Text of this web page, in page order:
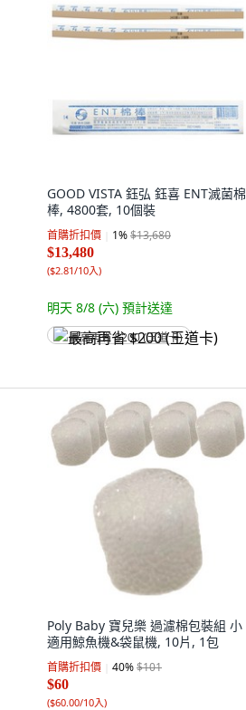
GOOD VISTA 鈺弘 鈺喜 ENT滅菌棉
棒, 4800套, 10個裝
首購折扣價 1%$13,680
$13,480
($2.81/10入)
明天 8/8 (六) 預計送達
最高再省 $200 (王道卡)
Poly Baby 寶兒樂 過濾棉包裝組 小
適用鯨魚機&袋鼠機, 10片, 1包
首購折扣價 40%$101
$60
($60.00/10入)